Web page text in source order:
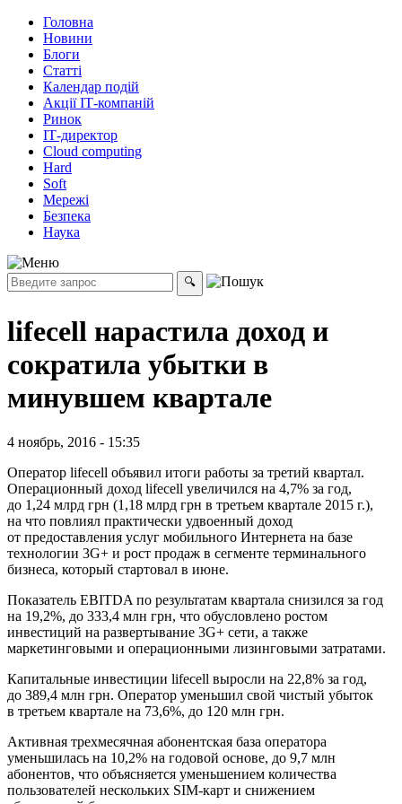
Головна
Новини
Блоги
Статті
Календар подій
Акції ІТ-компаній
Ринок
ІТ-директор
Cloud computing
Hard
Soft
Мережі
Безпека
Наука
lifecell нарастила доход и
сократила убытки в
минувшем квартале
4 ноябрь, 2016 - 15:35
Оператор lifecell объявил итоги работы за третий квартал.
Операционный доход lifecell увеличился на 4,7% за год,
до 1,24 млрд грн (1,18 млрд грн в третьем квартале 2015 г.),
на что повлиял практически удвоенный доход
от предоставления услуг мобильного Интернета на базе
технологии 3G+ и рост продаж в сегменте терминального
бизнеса, который стартовал в июне.
Показатель EBITDA по результатам квартала снизился за год
на 19,2%, до 333,4 млн грн, что обусловлено ростом
инвестиций на развертывание 3G+ сети, а также
маркетинговыми и операционными лизинговыми затратами.
Капитальные инвестиции lifecell выросли на 22,8% за год,
до 389,4 млн грн. Оператор уменьшил свой чистый убыток
в третьем квартале на 73,6%, до 120 млн грн.
Активная трехмесячная абонентская база оператора
уменьшилась на 10,2% на годовой основе, до 9,7 млн
абонентов, что объясняется уменьшением количества
пользователей нескольких SIM-карт и снижением